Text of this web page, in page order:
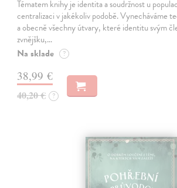
Tématem knihy je identita a soudržnost u
centralizaci v jakékoliv podobě. Vynecháváme
a obecně všechny útvary, které identitu svým
zvnějšku,…
Na sklade ?
38,99 €
40,20 € ?